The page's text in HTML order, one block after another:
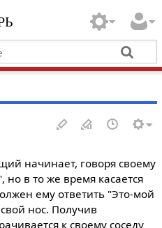
начинает, говоря своему
но в то же время касается
ему ответить "Это-мой
нос. Получив
к своему соседу